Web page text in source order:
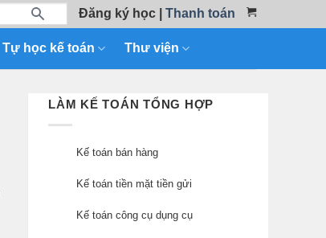
Đăng ký học| Thanh toán
Tự học kế toán Thư viện
LÀM KẾ TOÁN TỔNG HỢP
Kế toán bán hàng
Kế toán tiền mặt tiền gửi
Kế toán công cụ dụng cụ